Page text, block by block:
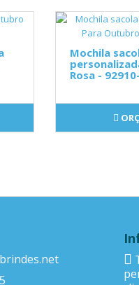
Mochila
Rosa -